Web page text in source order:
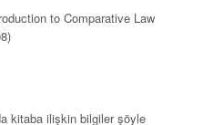
to Comparative Law
kitaba ilişkin bilgiler şöyle